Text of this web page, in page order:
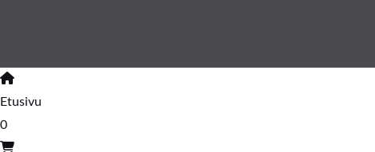
Etusivu
0